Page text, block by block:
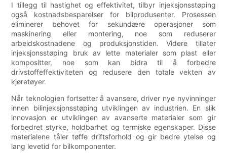
I tillegg til hastighet og effektivitet, tilbyr injeksjonsstøping
også kostnadsbesparelser for bilprodusenter. Prosessen
eliminerer behovet for sekundære operasjoner som
maskinering eller montering, noe som reduserer
arbeidskostnadene og produksjonstiden. Videre tillater
injeksjonsstøping bruk av lette materialer som plast eller
kompositter, noe som kan bidra til å forbedre
drivstoffeffektiviteten og redusere den totale vekten av
kjøretøyer.
Når teknologien fortsetter å avansere, driver nye nyvinninger
innen bilinjeksjonsstøping utviklingen av industrien. En slik
innovasjon er utviklingen av avanserte materialer som gir
forbedret styrke, holdbarhet og termiske egenskaper. Disse
materialene tåler tøffe driftsforhold og gir bedre ytelse og
lang levetid for bilkomponenter.